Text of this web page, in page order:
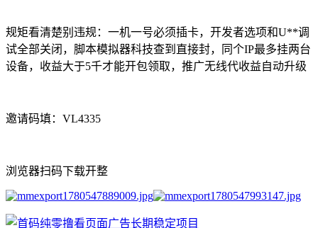
规矩看清楚别违规：一机一号必须插卡，开发者选项和U**调
试全部关闭，脚本模拟器科技查到直接封，同个IP最多挂两台
设备，收益大于5千才能开包领取，推广无线代收益自动升级
邀请码填：VL4335
浏览器扫码下载开整